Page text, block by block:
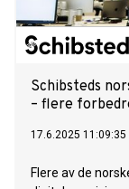
Schibsteds
– flere
17.6.2025 11:09:35
Flere av de